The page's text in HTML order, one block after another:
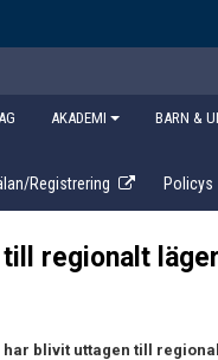
AKADEMI BARN &
Registrering Policys
till regionalt
blivit uttagen till